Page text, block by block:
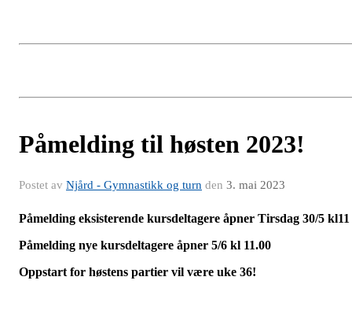
Påmelding til høsten 2023!
Postet av Njård - Gymnastikk og turn den 3. mai 2023
Påmelding eksisterende kursdeltagere åpner Tirsdag 30/5 kl11
Påmelding nye kursdeltagere åpner 5/6 kl 11.00
Oppstart for høstens partier vil være uke 36!